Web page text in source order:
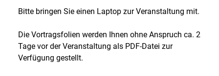
Bitte bringen Sie einen Laptop zur Veranstaltung mit.
Die Vortragsfolien werden Ihnen ohne Anspruch ca. 2
Tage vor der Veranstaltung als PDF-Datei zur
Verfügung gestellt.